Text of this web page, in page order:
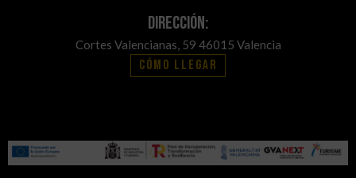
Dirección:
Cortes Valencianas, 59 46015 Valencia
Cómo llegar